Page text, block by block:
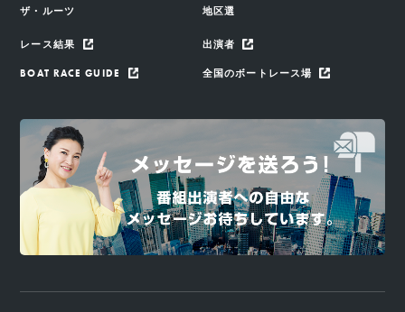
ザ・ルーツ 地区選
レース結果 出演者
BOAT RACE GUIDE 全国のボートレース場